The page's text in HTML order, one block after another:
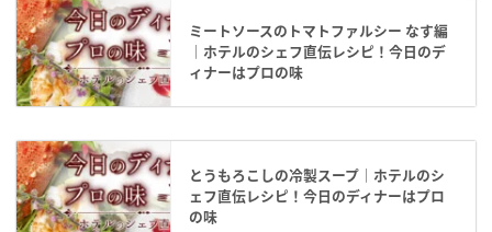
ミートソースのトマトファルシー なす編
｜ホテルのシェフ直伝レシピ！今日のデ
ィナーはプロの味
とうもろこしの冷製スープ｜ホテルのシ
ェフ直伝レシピ！今日のディナーはプロ
の味